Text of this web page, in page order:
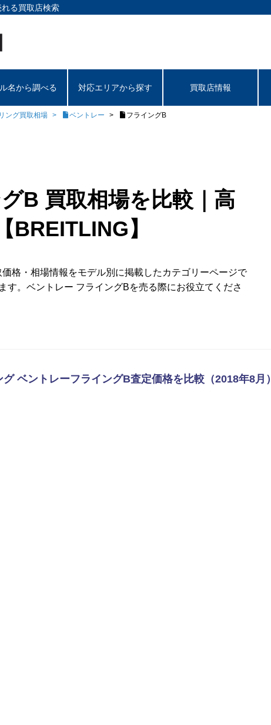
る買取店検索
名から調べる 対応エリアから探す 買取店情報
ング買取相場 ベントレー フライングB
B 買取相場を比較｜高
BREITLING】
格・相場情報をモデル別に掲載したカテゴリーページで
す。ベントレー フライングBを売る際にお役立てくださ
ベントレーフライングB査定価格を比較（2018年8月）